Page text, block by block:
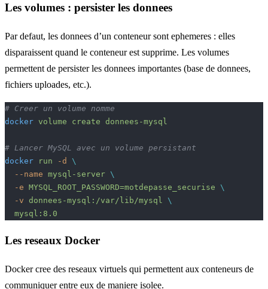
Les volumes : persister les donnees
Par defaut, les donnees d’un conteneur sont ephemeres : elles
disparaissent quand le conteneur est supprime. Les volumes
permettent de persister les donnees importantes (base de donnees,
fichiers uploades, etc.).
# Creer un volume nomme
docker volume create donnees-mysql
# Lancer MySQL avec un volume persistant
docker run -d
\
  --name
mysql-server \
  -e
MYSQL_ROOT_PASSWORD=motdepasse_securise \
  -v
donnees-mysql:/var/lib/mysql
\
  mysql:8.0
Les reseaux Docker
Docker cree des reseaux virtuels qui permettent aux conteneurs de
communiquer entre eux de maniere isolee.